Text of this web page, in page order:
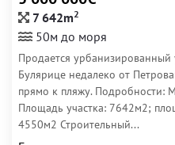
7 642m2
50м до моря
Продается
Булярице недалеко от
прямо к пляжу. Подробности:
Площадь участка: 7642м2;
4550м2 Строительный...